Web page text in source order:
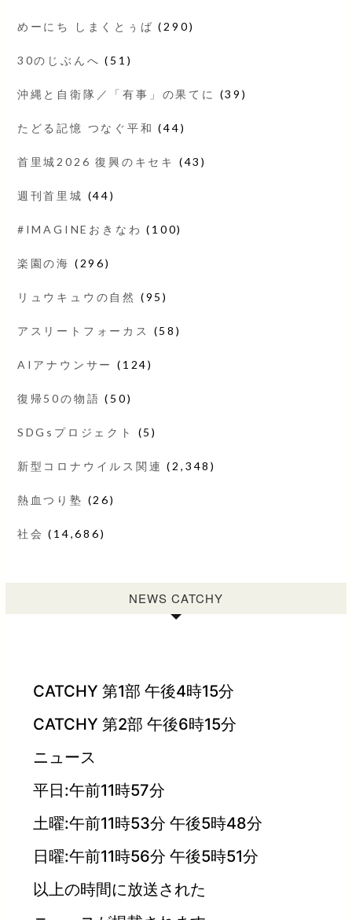
めーにち しまくとぅば (290)
30のじぶんへ (51)
沖縄と自衛隊／「有事」の果てに (39)
たどる記憶 つなぐ平和 (44)
首里城2026 復興のキセキ (43)
週刊首里城 (44)
#IMAGINEおきなわ (100)
楽園の海 (296)
リュウキュウの自然 (95)
アスリートフォーカス (58)
AIアナウンサー (124)
復帰50の物語 (50)
SDGsプロジェクト (5)
新型コロナウイルス関連 (2,348)
熱血つり塾 (26)
社会 (14,686)
NEWS CATCHY
CATCHY 第1部 午後4時15分
CATCHY 第2部 午後6時15分
ニュース
平日:午前11時57分
土曜:午前11時53分 午後5時48分
日曜:午前11時56分 午後5時51分
以上の時間に放送された